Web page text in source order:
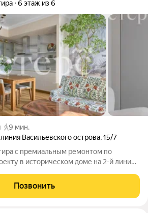
6 этаж из 6
9 мин.
Васильевского острова,15/7
с премиальным ремонтом по
в историческом доме на 2-й линии
два санузла и отдельную
из окон
Позвонить